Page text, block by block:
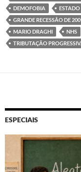
DEMOFOBIA
GRANDE RECESSÃO DE
MARIO DRAGHI
NHS
TRIBUTAÇÃO
ESPECIAIS